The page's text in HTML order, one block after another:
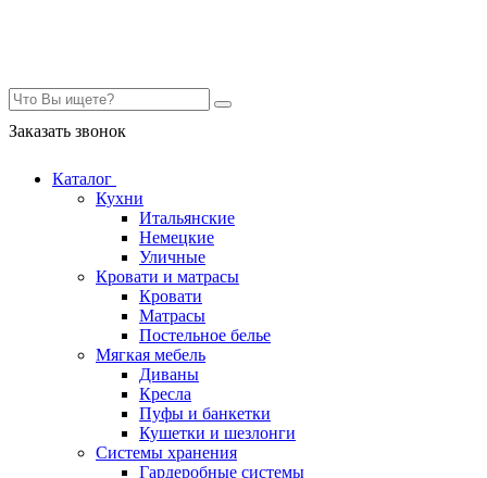
Заказать звонок
Каталог
Кухни
Итальянские
Немецкие
Уличные
Кровати и матрасы
Кровати
Матрасы
Постельное белье
Мягкая мебель
Диваны
Кресла
Пуфы и банкетки
Кушетки и шезлонги
Системы хранения
Гардеробные системы